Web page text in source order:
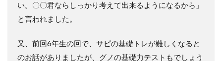
い。〇〇君ならしっかり考えて出来るようになるから」
と言われました。
又、前回6年生の回で、サピの基礎トレが難しくなると
のお話がありましたが、グノの基礎力テストもでしょう